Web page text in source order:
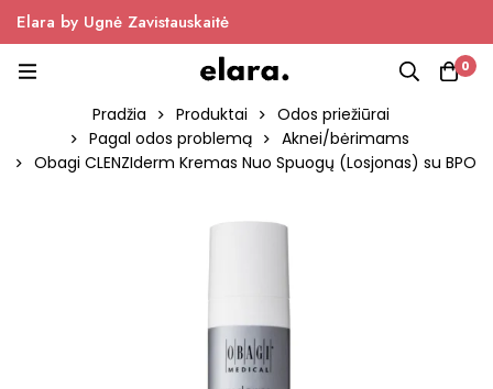
Elara by Ugnė Zavistauskaitė
0
Pradžia Produktai
Odos priežiūrai
Pagal odos problemą
Aknei/bėrimams
Obagi CLENZIderm Kremas Nuo Spuogų (Losjonas) su BPO